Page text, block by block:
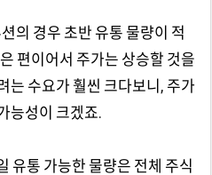
의 경우 초반 유통 물량이 적
편이어서 주가는 상승할 것을
는 수요가 훨씬 크다보니, 주가
능성이 크겠죠.
유통 가능한 물량은 전체 주식